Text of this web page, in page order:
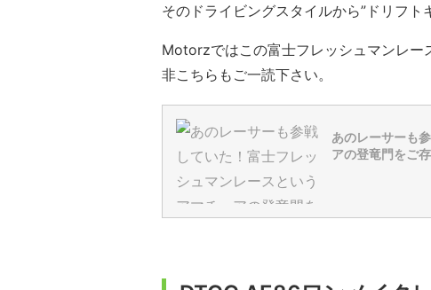
そのドライビングスタイルから”ドリフト
Motorzではこの富士フレッシュマンレー
非こちらもご一読下さい。
あのレーサーも
アの登竜門をご